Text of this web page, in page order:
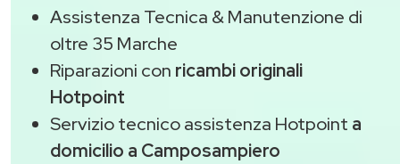
Assistenza Tecnica & Manutenzione di
oltre 35 Marche
Riparazioni con ricambi originali
Hotpoint
Servizio tecnico assistenza Hotpoint a
domicilio a Camposampiero